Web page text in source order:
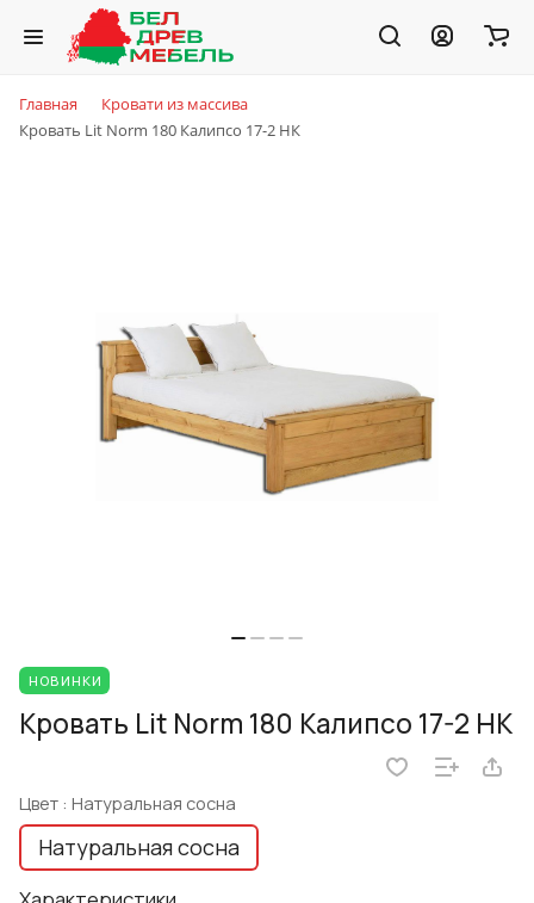
Главная
Кровати из массива
Кровать Lit Norm 180 Калипсо 17-2 НК
НОВИНКИ
Кровать Lit Norm 180 Калипсо 17-2 НК
Цвет : Натуральная сосна
Натуральная сосна